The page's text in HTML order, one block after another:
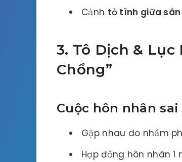
Cảnh tỏ tình giữa sân
3. Tô Dịch & Lục
Chồng”
Cuộc hôn nhân
Gặp nhau do nhầm
Hợp đồng hôn nhân